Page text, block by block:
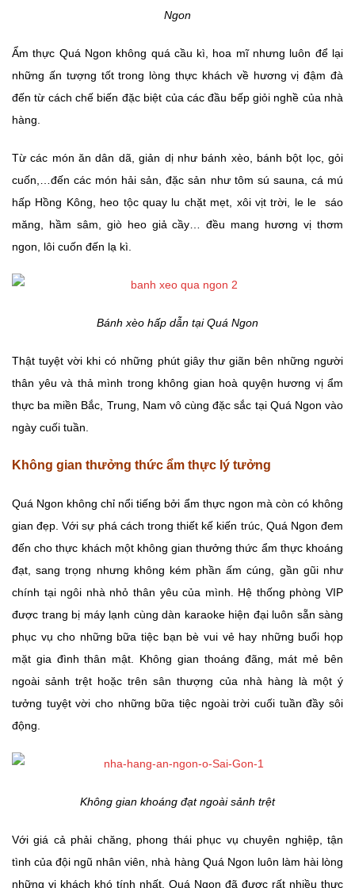
Ngon
Ẩm thực Quá Ngon không quá cầu kì, hoa mĩ nhưng luôn để lại
những ấn tượng tốt trong lòng thực khách về hương vị đậm đà
đến từ cách chế biến đặc biệt của các đầu bếp giỏi nghề của nhà
hàng.
Từ các món ăn dân dã, giản dị như bánh xèo, bánh bột lọc, gỏi
cuốn,…đến các món hải sản, đặc sản như tôm sú sauna, cá mú
hấp Hồng Kông, heo tộc quay lu chặt mẹt, xôi vịt trời, le le sáo
măng, hầm sâm, giò heo giả cầy… đều mang hương vị thơm
ngon, lôi cuốn đến lạ kì.
Bánh xèo hấp dẫn tại Quá Ngon
Thật tuyệt vời khi có những phút giây thư giãn bên những người
thân yêu và thả mình trong không gian hoà quyện hương vị ẩm
thực ba miền Bắc, Trung, Nam vô cùng đặc sắc tại Quá Ngon vào
ngày cuối tuần.
Không gian thưởng thức ẩm thực lý tưởng
Quá Ngon không chỉ nổi tiếng bởi ẩm thực ngon mà còn có không
gian đẹp. Với sự phá cách trong thiết kế kiến trúc, Quá Ngon đem
đến cho thực khách một không gian thưởng thức ẩm thực khoáng
đạt, sang trọng nhưng không kém phần ấm cúng, gần gũi như
chính tại ngôi nhà nhỏ thân yêu của mình. Hệ thống phòng VIP
được trang bị máy lạnh cùng dàn karaoke hiện đại luôn sẵn sàng
phục vụ cho những bữa tiệc bạn bè vui vẻ hay những buổi họp
mặt gia đình thân mật. Không gian thoáng đãng, mát mẻ bên
ngoài sảnh trệt hoặc trên sân thượng của nhà hàng là một ý
tưởng tuyệt vời cho những bữa tiệc ngoài trời cuối tuần đầy sôi
động.
Không gian khoáng đạt ngoài sảnh trệt
Với giá cả phải chăng, phong thái phục vụ chuyên nghiệp, tận
tình của đội ngũ nhân viên, nhà hàng Quá Ngon luôn làm hài lòng
những vị khách khó tính nhất. Quá Ngon đã được rất nhiều thực